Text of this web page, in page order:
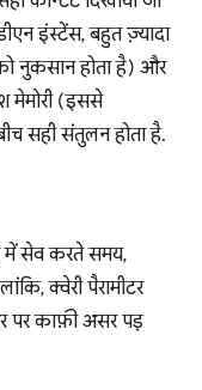
इंस्टेंस, बहुत ज़्यादा
नुकसान होता है) और
मेमोरी (इससे
सही संतुलन होता है.
में सेव करते समय,
क्वेरी पैरामीटर
पर काफ़ी असर पड़